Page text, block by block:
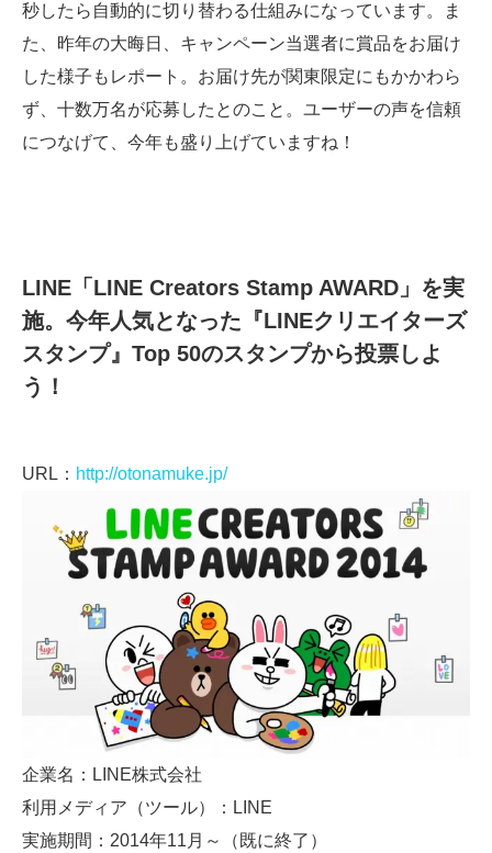
秒したら自動的に切り替わる仕組みになっています。ま
た、昨年の大晦日、キャンペーン当選者に賞品をお届け
した様子もレポート。お届け先が関東限定にもかかわら
ず、十数万名が応募したとのこと。ユーザーの声を信頼
につなげて、今年も盛り上げていますね！
LINE「LINE Creators Stamp AWARD」を実
施。今年人気となった『LINEクリエイターズ
スタンプ』Top 50のスタンプから投票しよ
う！
URL： http://otonamuke.jp/
企業名：LINE株式会社
利用メディア（ツール）：LINE
実施期間：2014年11月～（既に終了）